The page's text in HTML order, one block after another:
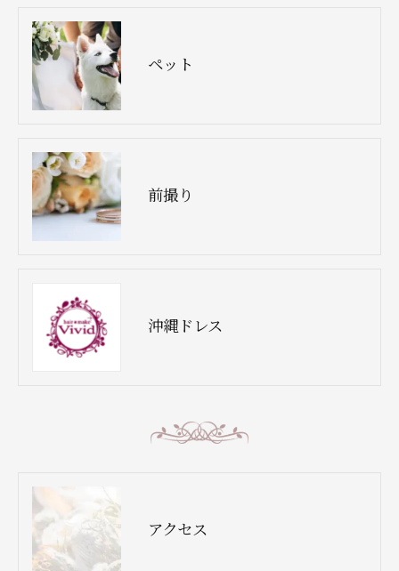
ペット
前撮り
沖縄ドレス
アクセス